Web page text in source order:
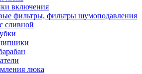
включения
фильтры, фильтры шумоподавления
сливной
люка